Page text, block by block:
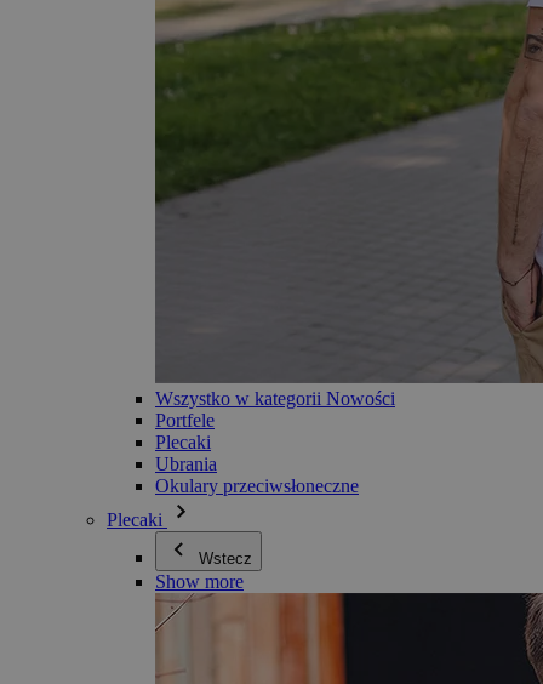
Wszystko w kategorii Nowości
Portfele
Plecaki
Ubrania
Okulary przeciwsłoneczne
Plecaki
Wstecz
Show more